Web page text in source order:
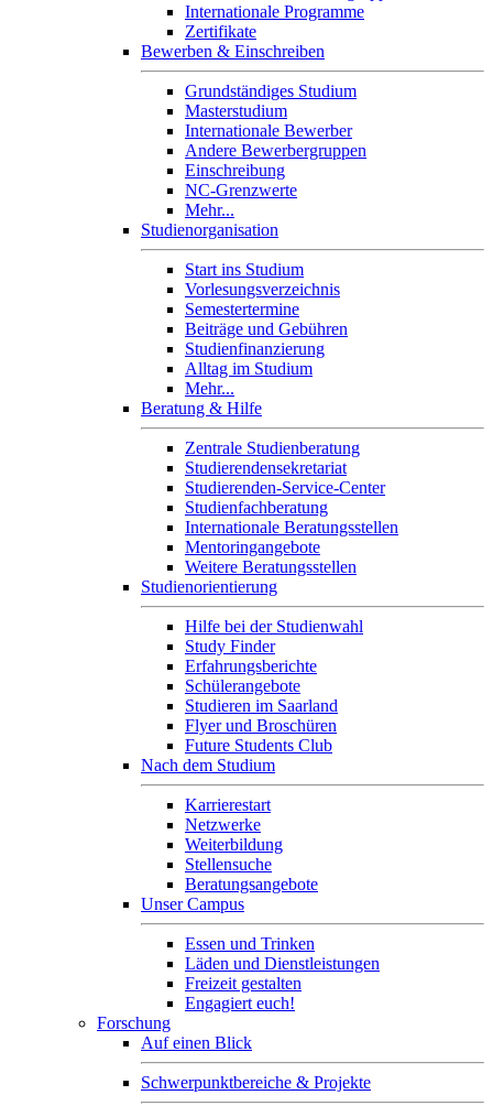
Internationale Programme
Zertifikate
Bewerben & Einschreiben
Grundständiges Studium
Masterstudium
Internationale Bewerber
Andere Bewerbergruppen
Einschreibung
NC-Grenzwerte
Mehr...
Studienorganisation
Start ins Studium
Vorlesungsverzeichnis
Semestertermine
Beiträge und Gebühren
Studienfinanzierung
Alltag im Studium
Mehr...
Beratung & Hilfe
Zentrale Studienberatung
Studierendensekretariat
Studierenden-Service-Center
Studienfachberatung
Internationale Beratungsstellen
Mentoringangebote
Weitere Beratungsstellen
Studienorientierung
Hilfe bei der Studienwahl
Study Finder
Erfahrungsberichte
Schülerangebote
Studieren im Saarland
Flyer und Broschüren
Future Students Club
Nach dem Studium
Karrierestart
Netzwerke
Weiterbildung
Stellensuche
Beratungsangebote
Unser Campus
Essen und Trinken
Läden und Dienstleistungen
Freizeit gestalten
Engagiert euch!
Forschung
Auf einen Blick
Schwerpunktbereiche & Projekte